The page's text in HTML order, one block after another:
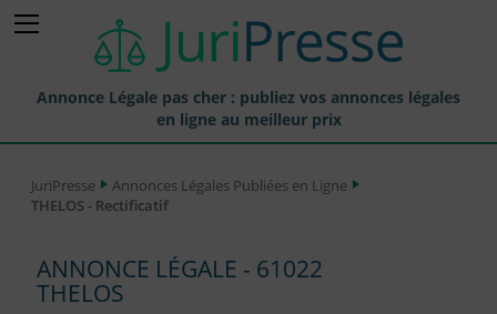
Annonce Légale pas cher : publiez vos annonces légales
en ligne au meilleur prix
Annonces Légales Publiées
Journaux Habilités (JAL) Annonces Légales
JuriPresse
Annonces Légales Publiées en Ligne
THELOS - Rectificatif
ANNONCE LÉGALE - 61022
THELOS